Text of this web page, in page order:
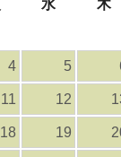
水 木
4 5
11 12
18 19